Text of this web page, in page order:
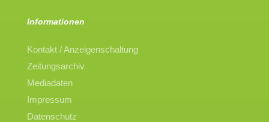
Informationen
Kontakt / Anzeigenschaltung
Zeitungsarchiv
Mediadaten
Impressum
Datenschutz